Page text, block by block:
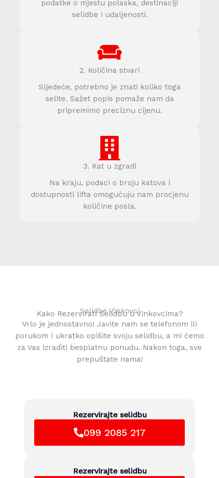
podatke o mjestu polaska, destinaciji
selidbe i udaljenosti.
2. Količina stvari
Sljedeće, potrebno je znati koliko toga
selite. Sažet popis pomaže nam da
pripremimo preciznu cijenu.
3. Kat u zgradi
Na kraju, podaci o broju katova i
dostupnosti lifta omogućuju nam procjenu
količine posla.
Selidbe Vinkovci
Kako Rezervirati Selidbu u Vinkovcima?
Vrlo je jednostavno! Javite nam se telefonom ili
porukom i ukratko opišite svoju selidbu, a mi ćemo
za Vas izraditi besplatnu ponudu. Nakon toga, sve
prepuštate nama!
Rezervirajte selidbu
099 2085 217
Rezervirajte selidbu